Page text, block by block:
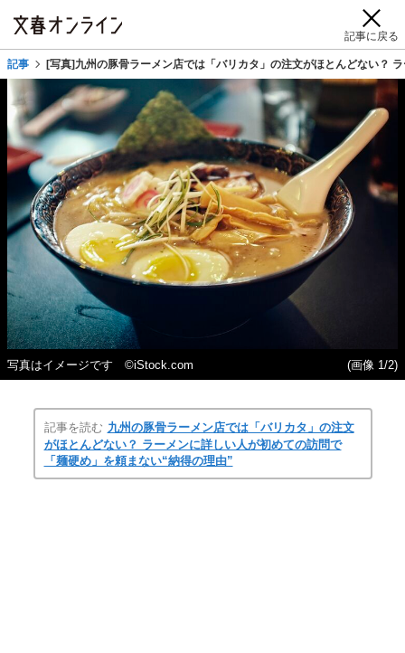
記事に戻る
記事 [写真]九州の豚骨ラーメン店では「バリカタ」の注文がほとんどない？
写真はイメージです ©iStock.com (画像 1/2)
記事を読む 九州の豚骨ラーメン店では「バリカタ」の注文
がほとんどない？ ラーメンに詳しい人が初めての訪問で
「麺硬め」を頼まない“納得の理由”